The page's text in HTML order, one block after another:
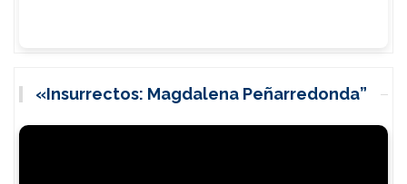
«Insurrectos: Magdalena Peñarredonda”